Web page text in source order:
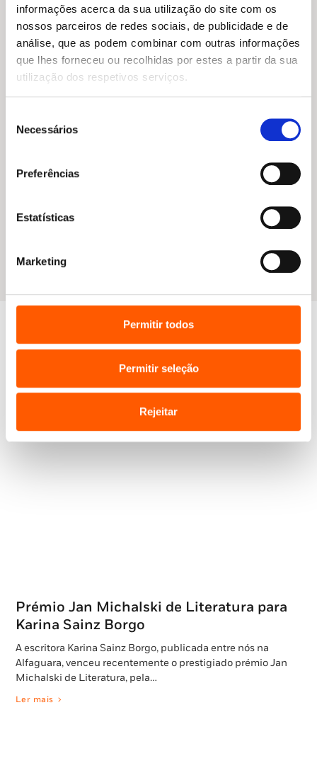
informações acerca da sua utilização do site com os
nossos parceiros de redes sociais, de publicidade e de
análise, que as podem combinar com outras informações
que lhes forneceu ou recolhidas por estes a partir da sua
utilização dos respetivos serviços.
Necessários
Preferências
Estatísticas
Marketing
Permitir todos
Permitir seleção
Rejeitar
Artigos relacionados
Prémio Jan Michalski de Literatura para
Karina Sainz Borgo
A escritora Karina Sainz Borgo, publicada entre nós na
Alfaguara, venceu recentemente o prestigiado prémio Jan
Michalski de Literatura, pela…
Ler mais